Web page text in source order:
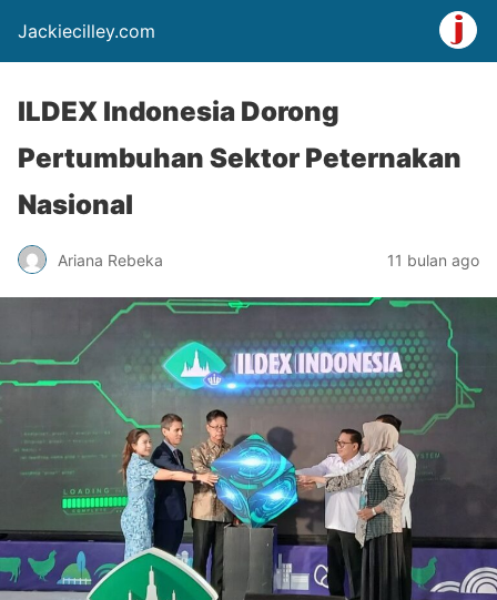
Jackiecilley.com
ILDEX Indonesia Dorong
Pertumbuhan Sektor Peternakan
Nasional
Ariana Rebeka 11 bulan ago